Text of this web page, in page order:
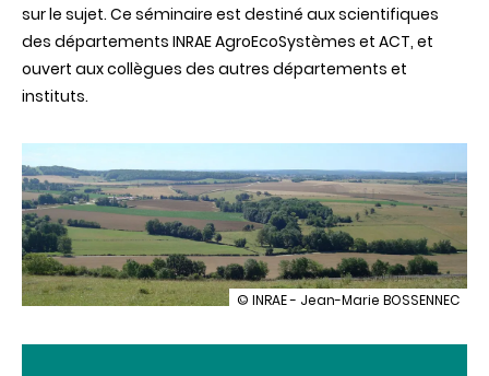
sur le sujet. Ce séminaire est destiné aux scientifiques
des départements INRAE AgroEcoSystèmes et ACT, et
ouvert aux collègues des autres départements et
instituts.
illustration
© INRAE - Jean-Marie BOSSENNEC